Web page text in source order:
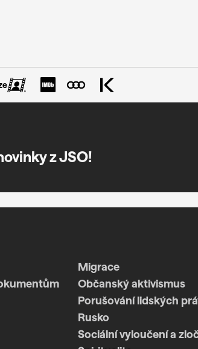
z JSO!
Migrace
Občanský aktivismus
Porušování lidských
Rusko
Sociální vyloučení a